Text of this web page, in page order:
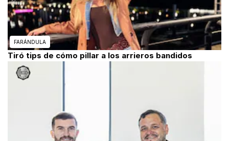
FARÁNDULA
Tiró tips de cómo pillar a los arrieros bandidos